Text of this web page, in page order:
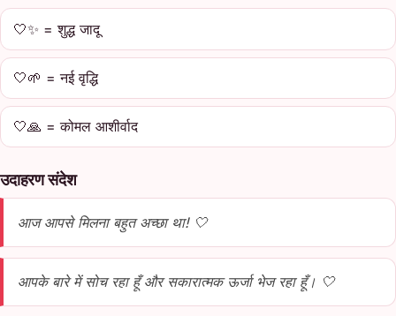
🤍✨ = शुद्ध जादू
🤍🌱 = नई वृद्धि
🤍🙏 = कोमल आशीर्वाद
उदाहरण संदेश
आज आपसे मिलना बहुत अच्छा था! 🤍
आपके बारे में सोच रहा हूँ और सकारात्मक ऊर्जा भेज रहा हूँ। 🤍